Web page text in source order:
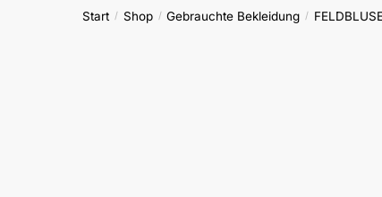
Start / Shop / Gebrauchte Bekleidung /